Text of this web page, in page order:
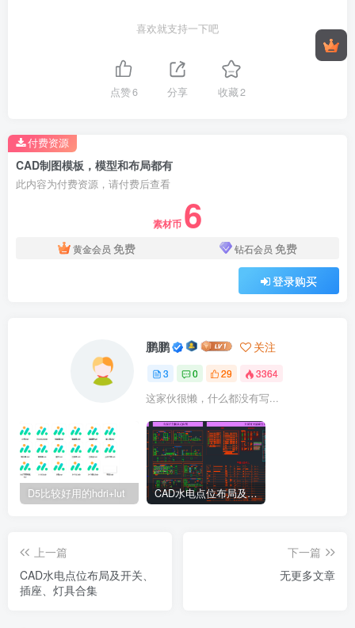
喜欢就支持一下吧
点赞6 分享 收藏2
CAD制图模板，模型和布局都有
此内容为付费资源，请付费后查看
素材币 6
黄金会员 免费 钻石会员 免费
登录购买
付费资源
鹏鹏 关注
3 0 29 3364
这家伙很懒，什么都没有写...
D5比较好用的hdri+lut CAD水电点位布局及开关、插座、灯具合集
上一篇
CAD水电点位布局及开关、
插座、灯具合集
下一篇
无更多文章